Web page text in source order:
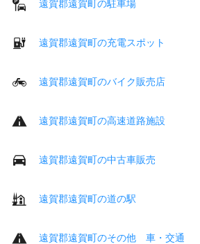
遠賀郡遠賀町の駐車場
遠賀郡遠賀町の充電スポット
遠賀郡遠賀町のバイク販売店
遠賀郡遠賀町の高速道路施設
遠賀郡遠賀町の中古車販売
遠賀郡遠賀町の道の駅
遠賀郡遠賀町のその他 車・交通